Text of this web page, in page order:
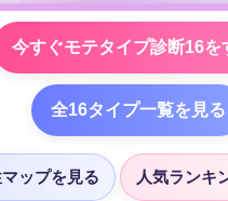
今すぐモテタイプ診断16を
全16タイプ一覧を見る
ップを見る 人気ランキ